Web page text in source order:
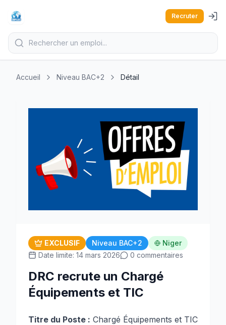
Recruter
Accueil Niveau BAC+2 Détail
EXCLUSIF Niveau BAC+2
Niger
Date limite: 14 mars 2026
0 commentaires
DRC recrute un Chargé
Équipements et TIC
Titre du Poste : Chargé Équipements et TIC